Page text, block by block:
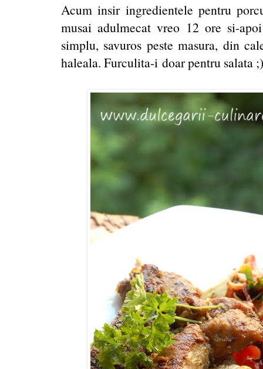
Acum insir ingredientele pentru
musai adulmecat vreo 12 ore si-
simplu, savuros peste masura, din
haleala. Furculita-i doar pentru salata